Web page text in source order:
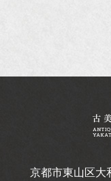
京都市東山区大